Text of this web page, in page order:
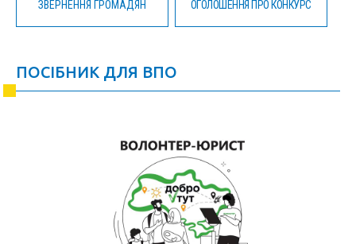
ЗВЕРНЕННЯ ГРОМАДЯН ОГОЛОШЕННЯ ПРО КОНКУРС
ПОСІБНИК ДЛЯ ВПО